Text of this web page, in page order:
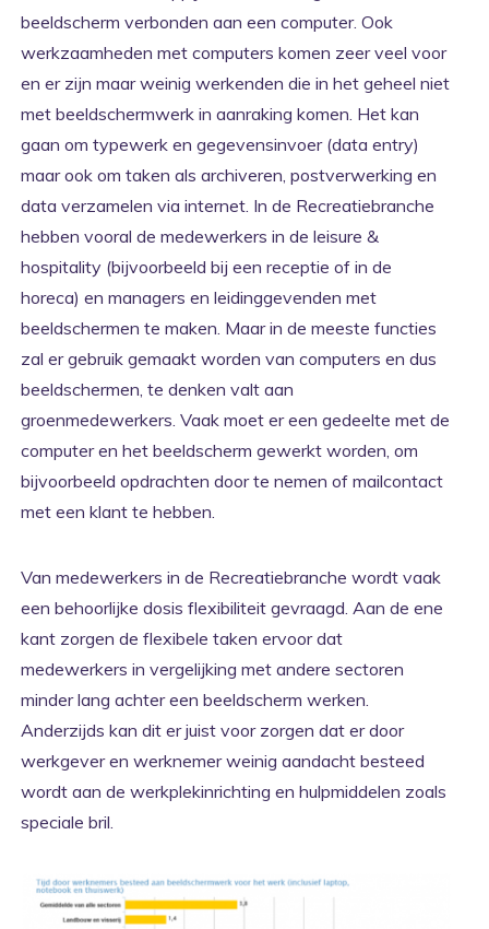
beeldscherm verbonden aan een computer. Ook
werkzaamheden met computers komen zeer veel voor
en er zijn maar weinig werkenden die in het geheel niet
met beeldschermwerk in aanraking komen. Het kan
gaan om typewerk en gegevensinvoer (data entry)
maar ook om taken als archiveren, postverwerking en
data verzamelen via internet. In de Recreatiebranche
hebben vooral de medewerkers in de leisure &
hospitality (bijvoorbeeld bij een receptie of in de
horeca) en managers en leidinggevenden met
beeldschermen te maken. Maar in de meeste functies
zal er gebruik gemaakt worden van computers en dus
beeldschermen, te denken valt aan
groenmedewerkers. Vaak moet er een gedeelte met de
computer en het beeldscherm gewerkt worden, om
bijvoorbeeld opdrachten door te nemen of mailcontact
met een klant te hebben.
Van medewerkers in de Recreatiebranche wordt vaak
een behoorlijke dosis flexibiliteit gevraagd. Aan de ene
kant zorgen de flexibele taken ervoor dat
medewerkers in vergelijking met andere sectoren
minder lang achter een beeldscherm werken.
Anderzijds kan dit er juist voor zorgen dat er door
werkgever en werknemer weinig aandacht besteed
wordt aan de werkplekinrichting en hulpmiddelen zoals
speciale bril.